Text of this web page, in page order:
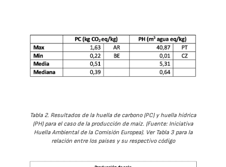
Tabla 2. Resultados de la huella de carbono (PC) y huella hídrica
(PH) para el caso de la producción de maíz. (Fuente: Iniciativa
Huella Ambiental de la Comisión Europea). Ver Tabla 3 para la
relación entre los países y su respectivo código